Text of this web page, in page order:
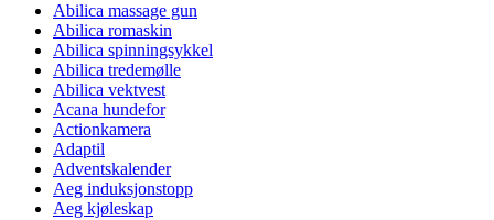
Abilica massage gun
Abilica romaskin
Abilica spinningsykkel
Abilica tredemølle
Abilica vektvest
Acana hundefor
Actionkamera
Adaptil
Adventskalender
Aeg induksjonstopp
Aeg kjøleskap